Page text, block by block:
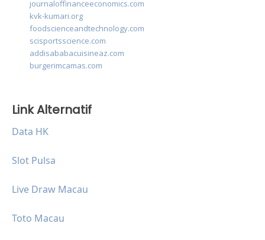
journaloffinanceeconomics.com
kvk-kumari.org
foodscienceandtechnology.com
scisportsscience.com
addisababacuisineaz.com
burgerimcamas.com
Link Alternatif
Data HK
Slot Pulsa
Live Draw Macau
Toto Macau